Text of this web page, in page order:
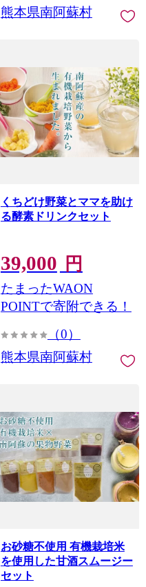
熊本県南阿蘇村
くちどけ野菜とママを助け
る酵素ドリンクセット
39,000 円
たまったWAON
POINTで寄附できる！
（0）
熊本県南阿蘇村
お砂糖不使用 有機栽培米
を使用した甘酒スムージー
セット